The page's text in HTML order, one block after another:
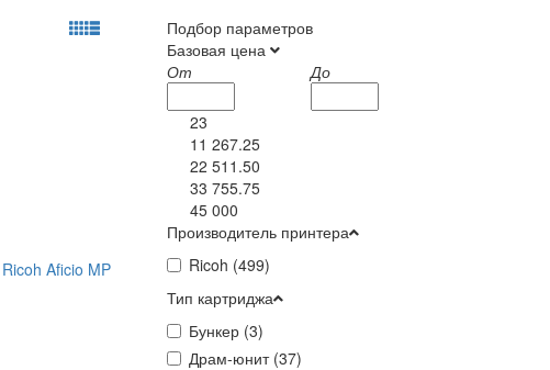
Подбор параметров
Базовая цена
От
До
23
11 267.25
22 511.50
33 755.75
45 000
Производитель принтера
Ricoh (499)
Тип картриджа
Бункер (3)
Драм-юнит (37)
Ricoh Aficio MP